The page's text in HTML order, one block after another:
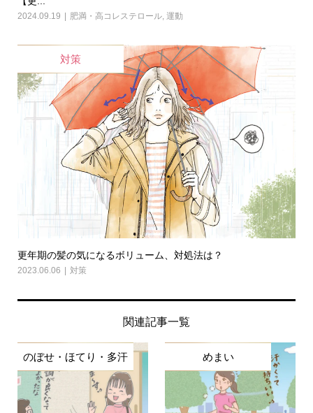
2024.09.19 肥満・高コレステロール, 運動
対策
更年期の髪の気になるボリューム、対処法は？
2023.06.06 対策
関連記事一覧
のぼせ・ほてり・多汗 めまい